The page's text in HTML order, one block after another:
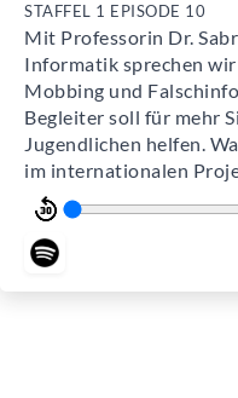
STAFFEL 1 EPISODE 10
Mit Professorin Dr.
Informatik sprechen
Mobbing und
Begleiter soll für mehr
Jugendlichen helfen.
im internationalen